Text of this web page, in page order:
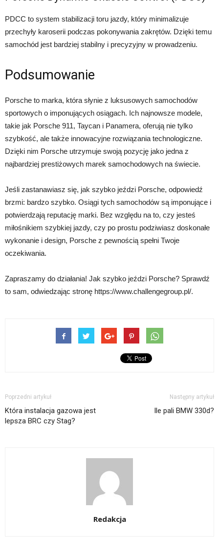
PDCC to system stabilizacji toru jazdy, który minimalizuje
przechyły karoserii podczas pokonywania zakrętów. Dzięki temu
samochód jest bardziej stabilny i precyzyjny w prowadzeniu.
Podsumowanie
Porsche to marka, która słynie z luksusowych samochodów
sportowych o imponujących osiągach. Ich najnowsze modele,
takie jak Porsche 911, Taycan i Panamera, oferują nie tylko
szybkość, ale także innowacyjne rozwiązania technologiczne.
Dzięki nim Porsche utrzymuje swoją pozycję jako jedna z
najbardziej prestiżowych marek samochodowych na świecie.
Jeśli zastanawiasz się, jak szybko jeździ Porsche, odpowiedź
brzmi: bardzo szybko. Osiągi tych samochodów są imponujące i
potwierdzają reputację marki. Bez względu na to, czy jesteś
miłośnikiem szybkiej jazdy, czy po prostu podziwiasz doskonałe
wykonanie i design, Porsche z pewnością spełni Twoje
oczekiwania.
Zapraszamy do działania! Jak szybko jeździ Porsche? Sprawdź
to sam, odwiedzając stronę https://www.challengegroup.pl/.
Poprzedni artykuł
Która instalacja gazowa jest
lepsza BRC czy Stag?
Następny artykuł
Ile pali BMW 330d?
Redakcja